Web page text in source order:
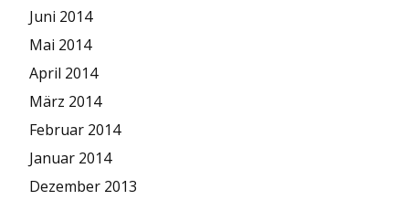
Juni 2014
Mai 2014
April 2014
März 2014
Februar 2014
Januar 2014
Dezember 2013